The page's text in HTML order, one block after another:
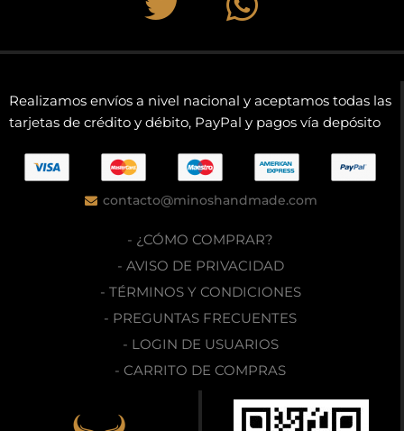
Realizamos envíos a nivel nacional y aceptamos todas las
tarjetas de crédito y débito, PayPal y pagos vía depósito
contacto@minoshandmade.com
- ¿CÓMO COMPRAR?
- AVISO DE PRIVACIDAD
- TÉRMINOS Y CONDICIONES
- PREGUNTAS FRECUENTES
- LOGIN DE USUARIOS
- CARRITO DE COMPRAS